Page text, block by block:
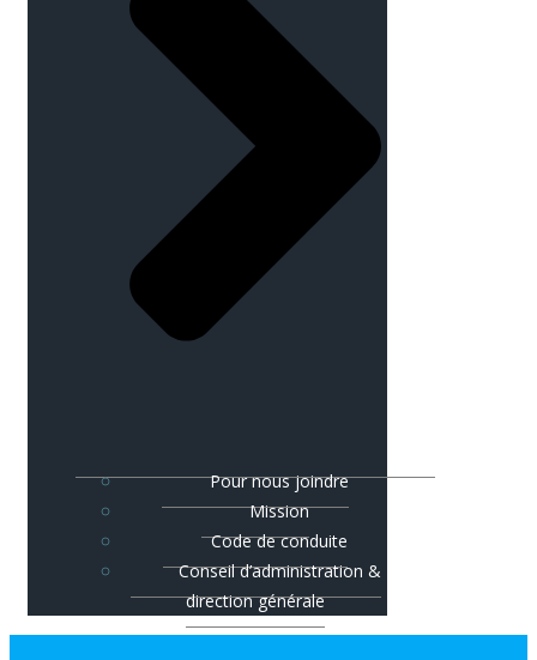
Pour nous joindre
Mission
Code de conduite
Conseil d’administration &
direction générale